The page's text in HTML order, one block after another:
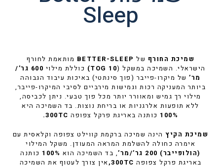
Sleep
שמיכת החורף של BETTER-SLEEP מותאמת לחורף
הישראלי. השמיכה במשקל (TOG 10) כוללת מילוי
600 גר’/
מר’של מיקרו-פייבר (פוך סינתטי) באיכות עיבוד הגבוהה
ביותר המעניקה רכות וגמישות מירביים לסיבי המיקרו-פייבר,
מילוי רך גמיש ומאוורר יותר מכל פוך טבעי. ניתן לכביסה,
ללא תופעות אלרגניות או בריחת נוצות. בד השמיכה היא
100% כותנה באריגת פרקל צפופה 300TC.
שמיכת הקיץהינה שמיכה ברקמת קווילט צפופה וקלאסית עם
אימרה כחולה להשלמת המראה המעודן. משקל המילוי
(הולופייבר) 200
גר’/מר’, בד השמיכה הוא 100% כותנה
באריגת פרקל צפופה 300TC
,אין צורך לעטוף את השמיכה